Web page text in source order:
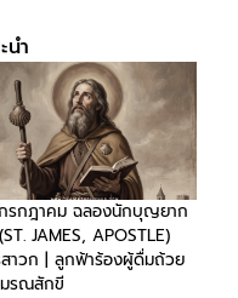
ำ
รกฎาคม ฉลองนักบุญยาก
JAMES, APOSTLE)
าวก | ลูกฟ้าร้องผู้ดื่มถ้วย
รณสักขี